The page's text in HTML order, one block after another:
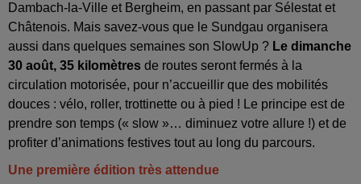
Dambach-la-Ville et Bergheim, en passant par Sélestat et
Châtenois. Mais savez-vous que le Sundgau organisera
aussi dans quelques semaines son SlowUp ? Le dimanche
30 août, 35 kilomètres de routes seront fermés à la
circulation motorisée, pour n’accueillir que des mobilités
douces : vélo, roller, trottinette ou à pied ! Le principe est de
prendre son temps (« slow »… diminuez votre allure !) et de
profiter d’animations festives tout au long du parcours.
Une première édition très attendue